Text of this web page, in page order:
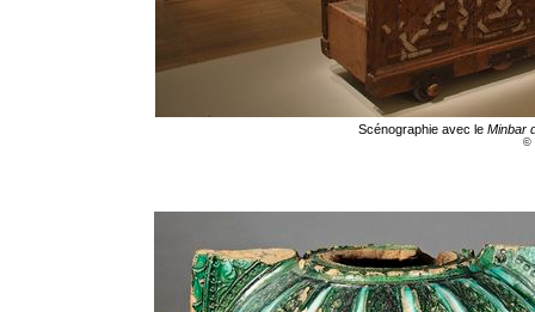
Scénographie avec le Minbar
©